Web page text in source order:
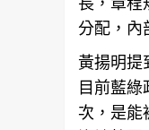
分配，內
黃揚明提
目前藍
次，是能